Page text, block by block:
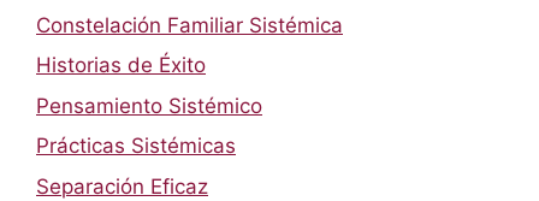
Constelación Familiar Sistémica
Historias de Éxito
Pensamiento Sistémico
Prácticas Sistémicas
Separación Eficaz